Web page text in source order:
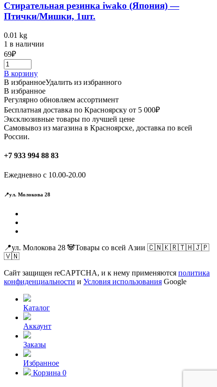
Стирательная резинка iwako (Япония) —
Птички/Мишки, 1шт.
0.01 kg
1 в наличии
69₽
В корзину
В избранноеУдалить из избранного
В избранное
Регулярно обновляем ассортимент
Бесплатная доставка по Красноярску от 5 000₽
Эксклюзивные товары по лучшей цене
Самовывоз из магазина в Красноярске, доставка по всей
России.
+7 933 994 88 83
Ежедневно с 10.00-20.00
📍ул. Молокова 28
📍ул. Молокова 28 🐼Товары со всей Азии 🇨🇳🇰🇷🇹🇭🇯🇵
🇻🇳
Сайт защищен reCAPTCHA, и к нему применяются политика
конфиденциальности и Условия использования Google
Каталог
Аккаунт
Заказы
Избранное
Корзина 0